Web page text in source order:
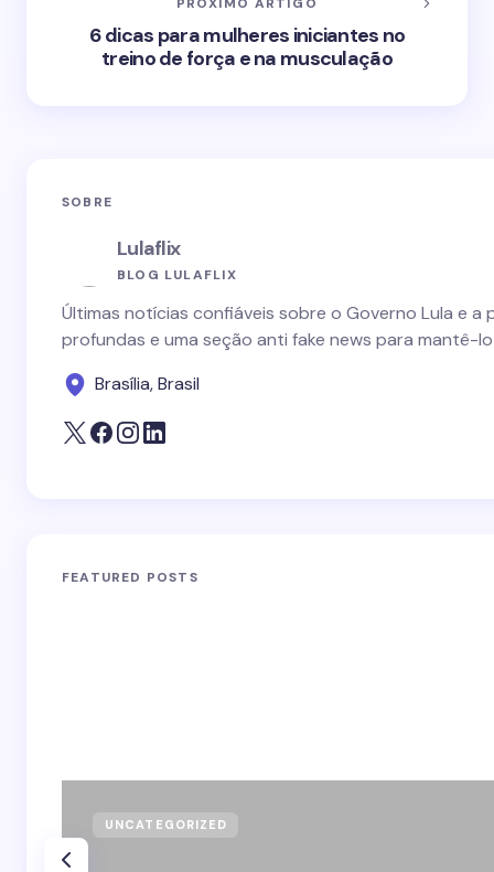
6 dicas para mulheres iniciantes no
treino de força e na musculação
SOBRE
Lulaflix
BLOG LULAFLIX
Últimas notícias confiáveis sobre o Governo Lula e
profundas e uma seção anti fake news para mantê-
Brasília, Brasil
FEATURED POSTS
UNCATEGORIZED